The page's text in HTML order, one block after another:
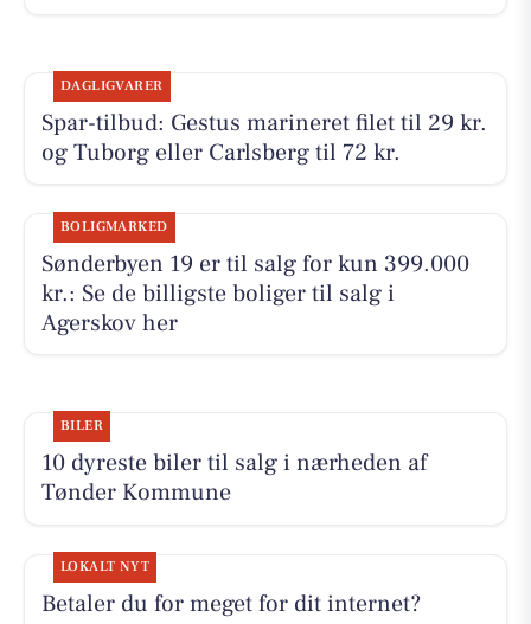
DAGLIGVARER
Spar-tilbud: Gestus marineret filet til 29 kr.
og Tuborg eller Carlsberg til 72 kr.
BOLIGMARKED
Sønderbyen 19 er til salg for kun 399.000
kr.: Se de billigste boliger til salg i
Agerskov her
BILER
10 dyreste biler til salg i nærheden af
Tønder Kommune
LOKALT NYT
Betaler du for meget for dit internet?